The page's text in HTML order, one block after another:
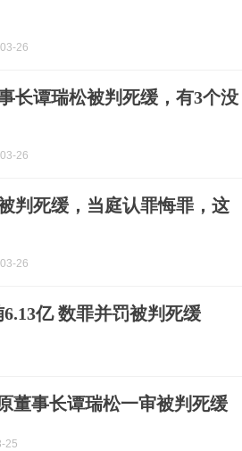
26
长谭瑞松被判死缓，有3个没
26
判死缓，当庭认罪悔罪，这
26
亿 数罪并罚被判死缓
董事长谭瑞松一审被判死缓
25